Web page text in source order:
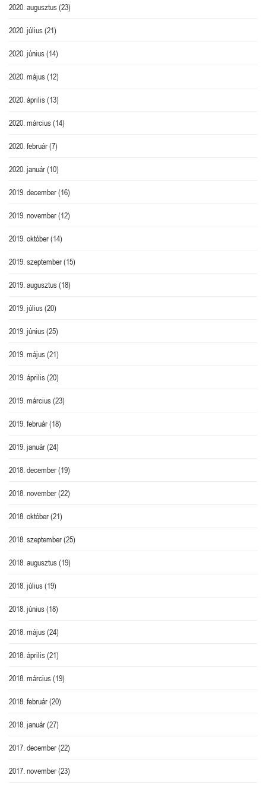
2020. augusztus(23)
2020. július(21)
2020. június(14)
2020. május(12)
2020. április(13)
2020. március(14)
2020. február(7)
2020. január(10)
2019. december(16)
2019. november(12)
2019. október(14)
2019. szeptember(15)
2019. augusztus(18)
2019. július(20)
2019. június(25)
2019. május(21)
2019. április(20)
2019. március(23)
2019. február(18)
2019. január(24)
2018. december(19)
2018. november(22)
2018. október(21)
2018. szeptember(25)
2018. augusztus(19)
2018. július(19)
2018. június(18)
2018. május(24)
2018. április(21)
2018. március(19)
2018. február(20)
2018. január(27)
2017. december(22)
2017. november(23)